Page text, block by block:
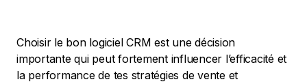
Choisir le bon logiciel CRM est une décision
importante qui peut fortement influencer l’efficacité et
la performance de tes stratégies de vente et